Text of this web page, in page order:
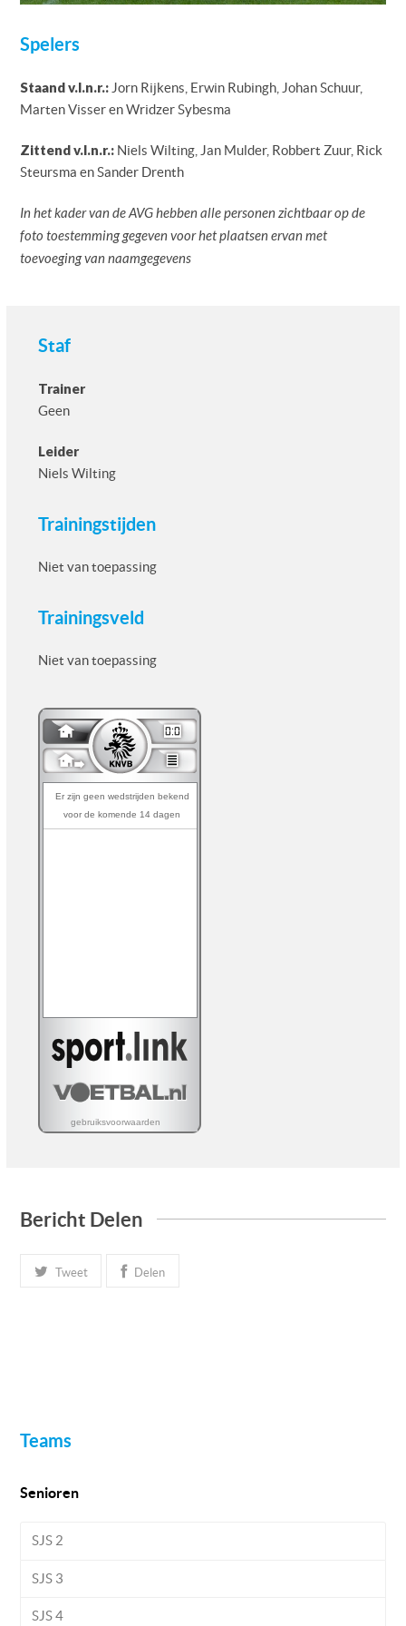
Spelers
Staand v.l.n.r.: Jorn Rijkens, Erwin Rubingh, Johan Schuur,
Marten Visser en Wridzer Sybesma
Zittend v.l.n.r.: Niels Wilting, Jan Mulder, Robbert Zuur, Rick
Steursma en Sander Drenth
In het kader van de AVG hebben alle personen zichtbaar op de
foto toestemming gegeven voor het plaatsen ervan met
toevoeging van naamgegevens
Staf
Trainer
Geen
Leider
Niels Wilting
Trainingstijden
Niet van toepassing
Trainingsveld
Niet van toepassing
Bericht Delen
Tweet Delen
Teams
Senioren
SJS 2
SJS 3
SJS 4